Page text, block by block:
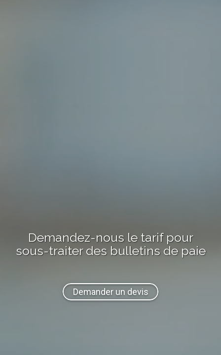
Demandez-nous le tarifpour
sous-traiter des bulletins de paie
Demander un devis